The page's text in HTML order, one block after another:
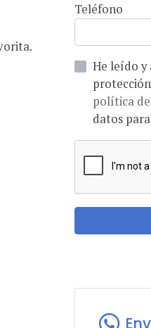
Teléfono
He leído y acepto la
política
datos